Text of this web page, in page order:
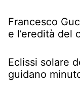
Francesco
e l’eredità del
Eclissi solare
guidano